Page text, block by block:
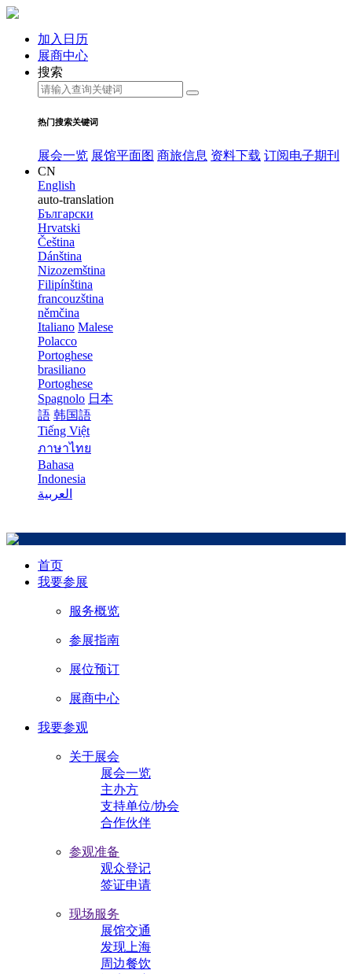
加入日历
展商中心
搜索
热门搜索关键词
展会一览 展馆平面图 商旅信息 资料下载 订阅电子期刊
CN
English
auto-translation
Български
Hrvatski
Čeština
Dánština
Nizozemština
Filipínština
francouzština
němčina
Italiano Malese
Polacco
Portoghese
brasiliano
Portoghese
Spagnolo 日本
語 韩国語
Tiếng Việt
ภาษาไทย
Bahasa
Indonesia
العربية
首页
我要参展
服务概览
参展指南
展位预订
展商中心
我要参观
关于展会
展会一览
主办方
支持单位/协会
合作伙伴
参观准备
观众登记
签证申请
现场服务
展馆交通
发现上海
周边餐饮